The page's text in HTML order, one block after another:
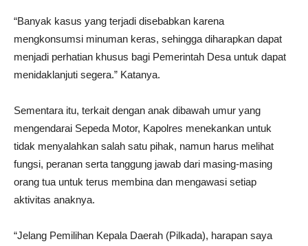
“Banyak kasus yang terjadi disebabkan karena
mengkonsumsi minuman keras, sehingga diharapkan dapat
menjadi perhatian khusus bagi Pemerintah Desa untuk dapat
menidaklanjuti segera.” Katanya.
Sementara itu, terkait dengan anak dibawah umur yang
mengendarai Sepeda Motor, Kapolres menekankan untuk
tidak menyalahkan salah satu pihak, namun harus melihat
fungsi, peranan serta tanggung jawab dari masing-masing
orang tua untuk terus membina dan mengawasi setiap
aktivitas anaknya.
“Jelang Pemilihan Kepala Daerah (Pilkada), harapan saya